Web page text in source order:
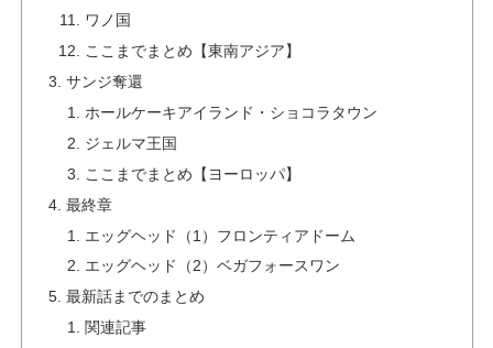
ワノ国
ここまでまとめ【東南アジア】
サンジ奪還
ホールケーキアイランド・ショコラタウン
ジェルマ王国
ここまでまとめ【ヨーロッパ】
最終章
エッグヘッド（1）フロンティアドーム
エッグヘッド（2）ベガフォースワン
最新話までのまとめ
関連記事